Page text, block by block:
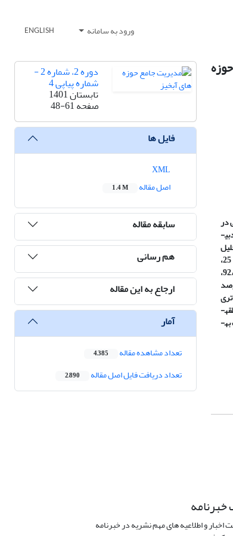
ورود به سامانه ENGLISH
در
لایه خروجی است. برای این منظور 33 حوزه آبخیز در محدوده دریاچه نمک قم با توجه به داشتن طول دوره آماری طولانی ­مدت25 ساله و حداقل فعالیت­های انسانی انتخاب گردیدند، دبی­
عاملی شش عامل مساحت، ارتفاع متوسط، طول آبراهه اصلی، تراکم زهکشی، درصد سازندهای نفوذپذیر و درصد اراضی مرتعی انتخاب شد. نتایج نشان داد در دبی­های 2، 10، 20، 25،
3/33، 50، 75، 90 و 92 درصد تابع سیگموئید در لایه پنهان به­ترتیب با ضریب تبیین 88/0، 55/0، 78/0، 60/0، 80/0، 63/0، 58/0، 47/0 و 41/0؛ ریشه میانگین مربعات خطا 01/0، 92/1،
0، 97/0، 47/0، 84/0، 78/0، 70/0، 93/0 و 41/0 و در دبی­های 15 و 30 درصد
کارآیی70/0 و 86/0 از دقت بالاتری
برخوردار می­باشند. به­طور کلی شبکه عصبی مصنوعی کارآیی بالایی در تخمین منحنی تداوم جریان دارد. نتیجه کلی نشان می­دهد که شبکه عصبی مصنوعی از دقت بالایی در تحلیل منطقه­
ای سیلاب دارد. متغیرهای به دست آمده از تجزیه و تحلیل عاملی برای شبکه با تابع انتقال سیگموئید به­خوبی پاسخ داد ولی این متغیرها برای شبکه با تابع انتقال تانژانت هیپربولیک به­
دوره 2، شماره 2 -
شماره پیاپی 4
تابستان 1401
صفحه48-61
فایل ها
اصل مقاله
1.4 M
سابقه مقاله
هم رسانی
ارجاع به این مقاله
آمار
تعداد مشاهده مقاله 4,385
تعداد دریافت فایل اصل مقاله 2,890
اخبار و اطلاعیه های مهم نشریه در خبرنامه